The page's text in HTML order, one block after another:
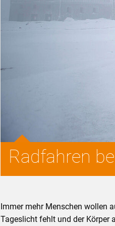
Radfahren
Immer mehr Menschen wollen
Tageslicht fehlt und der Körper